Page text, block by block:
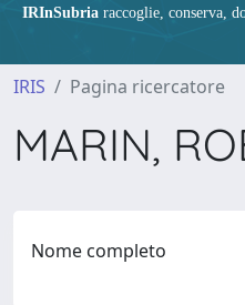
IRInSubria raccoglie, conserva,
IRIS Pagina ricercatore
MARIN,
Nome completo